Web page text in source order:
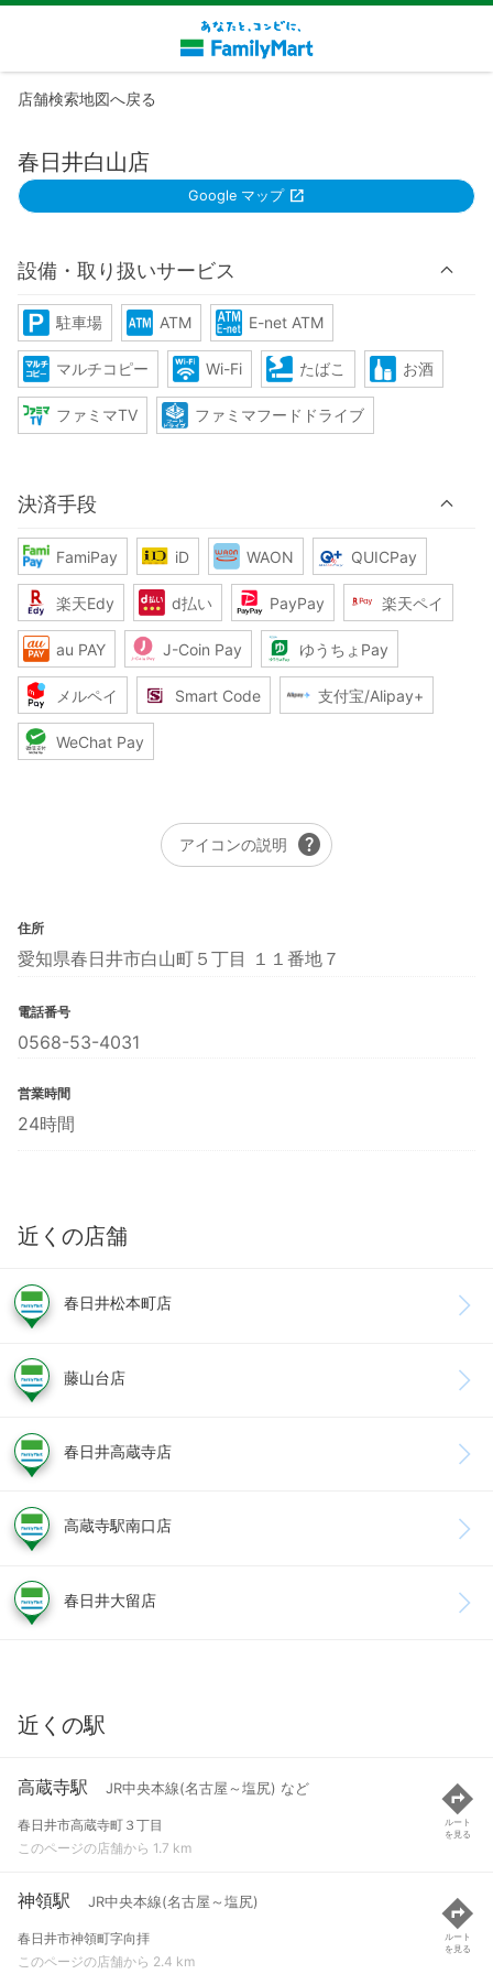
店舗検索地図へ戻る
春日井白山店
Google マップ
設備・取り扱いサービス
駐車場 ATM E-net ATM
マルチコピー Wi-Fi たばこ お酒
ファミマTV ファミマフードドライブ
決済手段
FamiPay iD WAON QUICPay
楽天Edy d払い PayPay 楽天ペイ
au PAY J-Coin Pay ゆうちょPay
メルペイ Smart Code 支付宝/Alipay+
WeChat Pay
アイコンの説明 help
住所
愛知県春日井市白山町５丁目 １１番地７
電話番号
0568-53-4031
営業時間
24時間
近くの店舗
春日井松本町店
藤山台店
春日井高蔵寺店
高蔵寺駅南口店
春日井大留店
近くの駅
高蔵寺駅 JR中央本線(名古屋～塩尻) など
春日井市高蔵寺町３丁目
このページの店舗から 1.7 km
ルート
を見る
神領駅 JR中央本線(名古屋～塩尻)
春日井市神領町字向拝
このページの店舗から 2.4 km
ルート
を見る